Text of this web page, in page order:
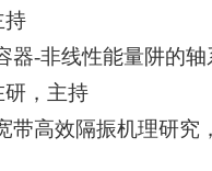
持
器-非线性能量阱的
研，主持
高效隔振机理研究